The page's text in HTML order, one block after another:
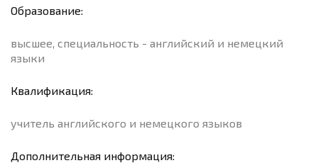
Образование:
высшее, специальность - английский и немецкий
языки
Квалификация:
учитель английского и немецкого языков
Дополнительная информация: